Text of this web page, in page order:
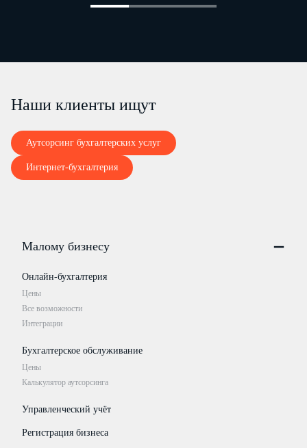
Наши клиенты ищут
Аутсорсинг бухгалтерских услуг
Интернет-бухгалтерия
Малому бизнесу
Онлайн-бухгалтерия
Цены
Все возможности
Интеграции
Бухгалтерское обслуживание
Цены
Калькулятор аутсорсинга
Управленческий учёт
Регистрация бизнеса